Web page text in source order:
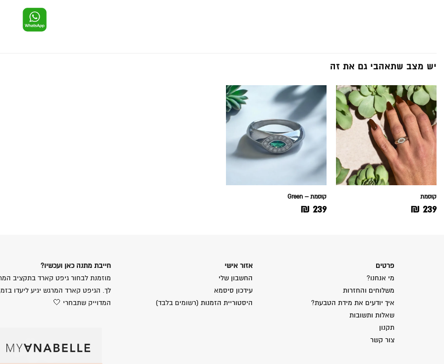
יש מצב שתאהבי גם את זה
קוסמת
239
₪
קוסמת – Green
239
₪
פרטים
מי אנחנו?
משלוחים והחזרות
איך יודעים את מידת הטבעת?
שאלות ותשובות
תקנון
צור קשר
אזור אישי
החשבון שלי
עידכון סיסמא
היסטוריית הזמנות (רשומים בלבד)
חייבת מתנה כאן ועכשיו?
מוזמנת לבחור גיפט קארד בתקציב
לך. הגיפט קארד המרגש יגיע ליעדו
המדוייק שתבחרי 🤍